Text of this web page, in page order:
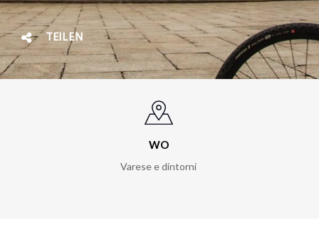
TEILEN
WO
Varese e dintorni